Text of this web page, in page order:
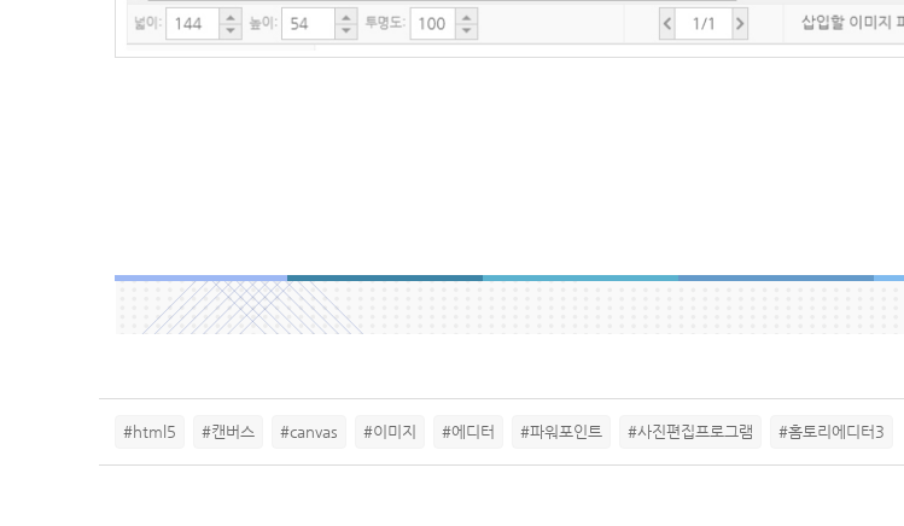
#html5 #캔버스 #canvas #이미지 #에디터 #파워포인트 #사진편집프로그램 #홈토리에디터3